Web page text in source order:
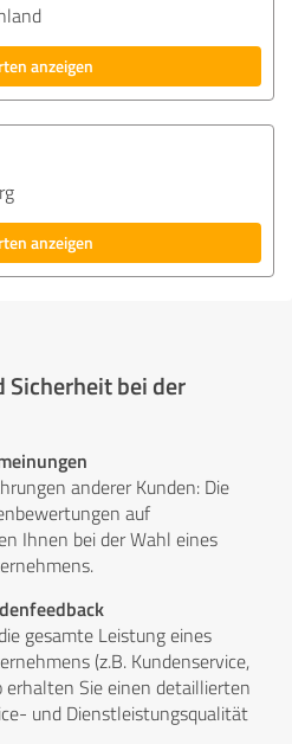
anzeigen
anzeigen
Sicherheit bei der
anderer Kunden: Die
auf
Ihnen bei der Wahl eines
gesamte Leistung eines
(z.B. Kundenservice,
erhalten Sie einen detaillierten
und Dienstleistungsqualität